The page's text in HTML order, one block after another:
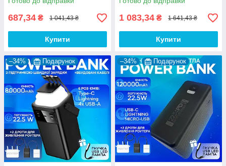
для вай фай роутера 9V/12V
687,34 ₴ 1 041,43 ₴
Купити
телефону планшета
кільцевої лампи - Білий
1 083,34 ₴ 1 641,43 ₴
Купити
–34% Подарунок –34% Подарунок